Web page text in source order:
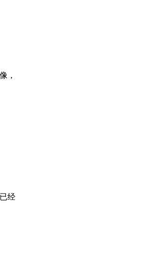
，
经